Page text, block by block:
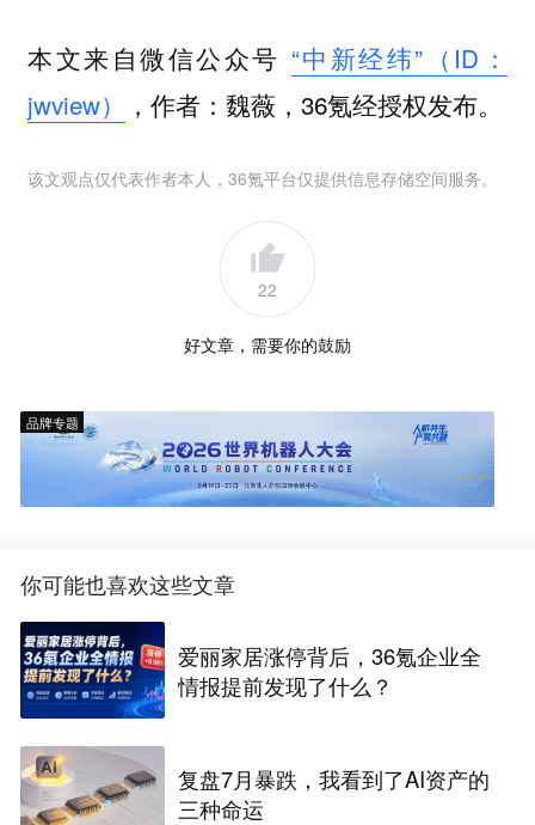
本文来自微信公众号 “中新经纬”（ID：
jwview）
，作者：魏薇，36氪经授权发布。
该文观点仅代表作者本人，36氪平台仅提供信息存储空间服务。
22
好文章，需要你的鼓励
品牌专题
你可能也喜欢这些文章
爱丽家居涨停背后，36氪企业全
情报提前发现了什么？
复盘7月暴跌，我看到了AI资产的
三种命运